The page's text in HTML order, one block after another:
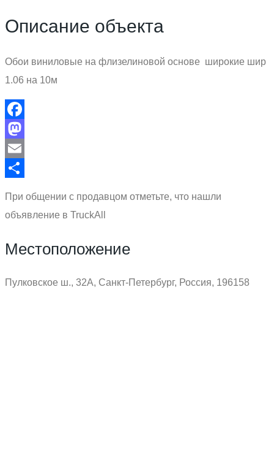
Описание объекта
Обои виниловые на флизелиновой основе широкие шир
1.06 на 10м
Facebook
Mastodon
Email
При общении с продавцом отметьте, что нашли
объявление в TruckAll
Местоположение
Пулковское ш., 32А, Санкт-Петербург, Россия, 196158